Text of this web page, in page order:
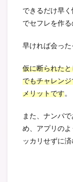
できるだけ早
でセフレを作る
早ければ会った
仮に断られた
でもチャレン
メリットです。
また、ナンパ
め、アプリの
ッカリせずに